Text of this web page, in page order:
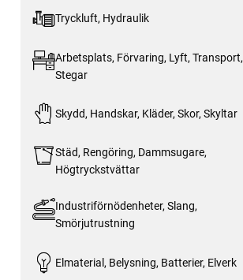
Tryckluft, Hydraulik
Arbetsplats, Förvaring, Lyft, Transport,
Stegar
Skydd, Handskar, Kläder, Skor, Skyltar
Städ, Rengöring, Dammsugare,
Högtryckstvättar
Industriförnödenheter, Slang,
Smörjutrustning
Elmaterial, Belysning, Batterier, Elverk